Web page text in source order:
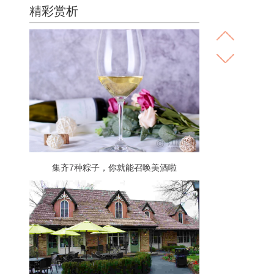
精彩赏析
集齐7种粽子，你就能召唤美酒啦